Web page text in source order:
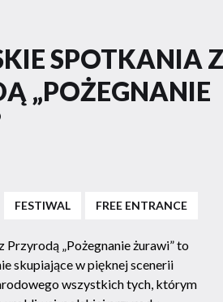
SPOTKANIA Z
„POŻEGNANIE
FESTIWAL FREE ENTRANCE
Przyrodą „Pożegnanie żurawi” to
skupiające w pięknej scenerii
wszystkich tych, którym